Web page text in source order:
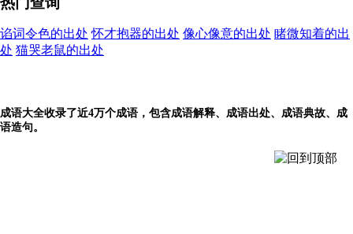
谄词令色的出处 怀才抱器的出处 像心像意的出处 睹微知着的出
处 猫哭老鼠的出处
成语大全收录了近4万个成语，包含成语解释、成语出处、成语典故、成
语造句。